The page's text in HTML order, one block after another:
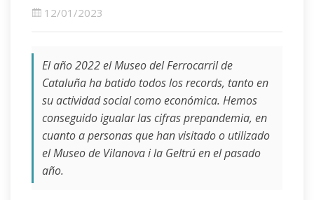
12/01/2023
El año 2022 el Museo del Ferrocarril de
Cataluña ha batido todos los records, tanto en
su actividad social como económica. Hemos
conseguido igualar las cifras prepandemia, en
cuanto a personas que han visitado o utilizado
el Museo de Vilanova i la Geltrú en el pasado
año.